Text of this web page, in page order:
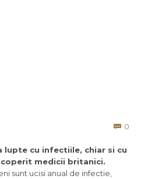
 0
lupte cu infectiile, chiar si cu
medicii britanici.
sunt ucisi anual de infectie,